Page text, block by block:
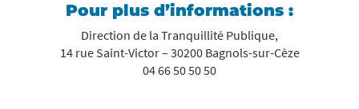
Pour plus d’informations :
Direction de la Tranquillité Publique,
14 rue Saint-Victor – 30200 Bagnols-sur-Cèze
04 66 50 50 50